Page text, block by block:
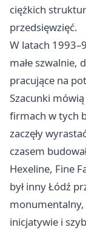
ciężkich
przedsięwzięć.
W latach
małe szwalnie,
pracujące na
Szacunki
firmach w tych
zaczęły
czasem
Hexeline, Fine
był inny Łódź
inicjatywie i